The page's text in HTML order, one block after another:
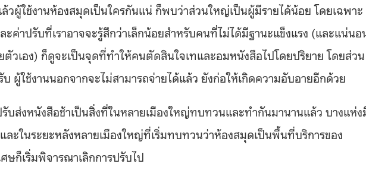
วผู้ใช้งานห้องสมุดเป็นใครกันแน่ ก็พบว่าส่วนใหญ่เป็นผู้มีรายได้น้อย โดยเฉพาะ
ะค่าปรับที่เราอาจจะรู้สึกว่าเล็กน้อยสำหรับคนที่ไม่ได้มีฐานะแข็งแรง (และแน่นอ
ตัวเอง) ก็ดูจะเป็นจุดที่ทำให้คนตัดสินใจเทและอมหนังสือไปโดยปริยาย โดยส่วน
ผู้ใช้งานนอกจากจะไม่สามารถจ่ายได้แล้ว ยังก่อให้เกิดความอับอายอีกด้วย
บส่งหนังสือช้าเป็นสิ่งที่ในหลายเมืองใหญ่ทบทวนและทำกันมานานแล้ว บางแห่ง
ละในระยะหลังหลายเมืองใหญ่ที่เริ่มทบทวนว่าห้องสมุดเป็นพื้นที่บริการของ
ก็เริ่มพิจารณาเลิกการปรับไป